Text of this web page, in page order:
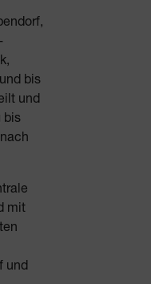
bis
und
bis
mit
und